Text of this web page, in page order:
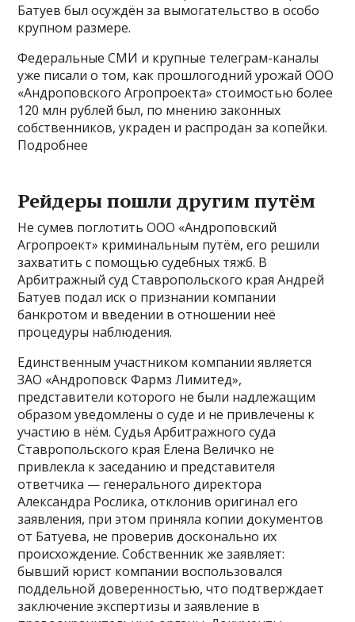
Батуев был осуждён за вымогательство в особо
крупном размере.
Федеральные СМИ и крупные телеграм-каналы
уже писали о том, как прошлогодний урожай ООО
«Андроповского Агропроекта» стоимостью более
120 млн рублей был, по мнению законных
собственников, украден и распродан за копейки.
Подробнее
Рейдеры пошли другим путём
Не сумев поглотить ООО «Андроповский
Агропроект» криминальным путём, его решили
захватить с помощью судебных тяжб. В
Арбитражный суд Ставропольского края Андрей
Батуев подал иск о признании компании
банкротом и введении в отношении неё
процедуры наблюдения.
Единственным участником компании является
ЗАО «Андроповск Фармз Лимитед»,
представители которого не были надлежащим
образом уведомлены о суде и не привлечены к
участию в нём. Судья Арбитражного суда
Ставропольского края Елена Величко не
привлекла к заседанию и представителя
ответчика — генерального директора
Александра Рослика, отклонив оригинал его
заявления, при этом приняла копии документов
от Батуева, не проверив досконально их
происхождение. Собственник же заявляет:
бывший юрист компании воспользовался
поддельной доверенностью, что подтверждает
заключение экспертизы и заявление в